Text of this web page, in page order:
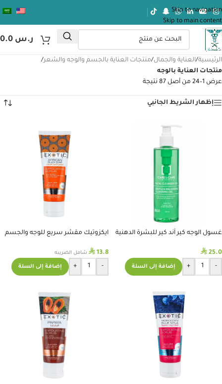
Skip to navigation
Skip to main content
ر.س
الرئيسية/العناية والجمال/منتجات العناية بالجسم والوجه والشعر/
منتجات العناية بالوجه
عرض 1–24 من أصل 87 نتيجة
إظهار الشريط الجانبي
غسول الوجه كير آند كير للبشرة الدهنية
⃁ 25.0
-
+ إضافة إلى السلة
ايكزوتيك مقشر سريع للوجه والجسم
⃁ 13.8 شامل الضريبه
-
+ إضافة إلى السلة